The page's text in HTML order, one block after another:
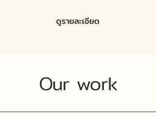
ดูรายละเอียด
Our work